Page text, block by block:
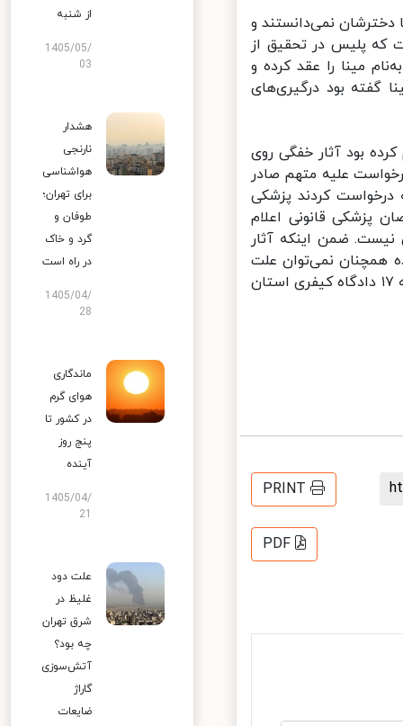
دخترشان نمی‌دانستند و
پلیس در تحقیق از
مینا را عقد کرده و
گفته بود درگیری‌های
بود آثار خفگی روی
علیه متهم صادر
درخواست کردند پزشکی
پزشکی قانونی اعلام
ضمن اینکه آثار
همچنان نمی‌توان علت
دقیق مرگ را روشن کرد. به این ترتیب پرونده برای رسیدگی بار دیگر به شعبه ۱۷ دادگاه کیفری استان
PRINT
PDF
از شنبه
1405/05/
03
هشدار
نارنجی
هواشناسی
برای تهران؛
طوفان و
گرد و خاک
در راه است
1405/04/
28
ماندگاری
هوای گرم
در کشور تا
پنج روز
آینده
1405/04/
علت دود
غلیظ در
شرق تهران
چه بود؟
آتش‌سوزی
گاراژ
ضایعات